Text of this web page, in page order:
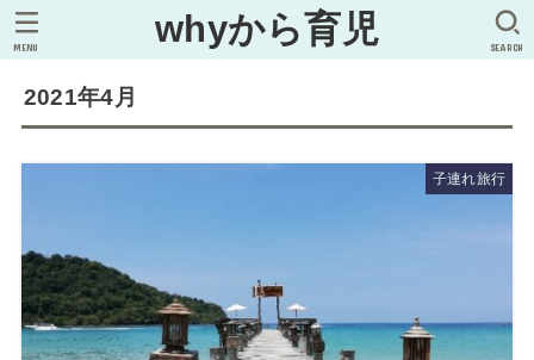
whyから育児 SEARCH
MENU
2021年4月
子連れ旅行